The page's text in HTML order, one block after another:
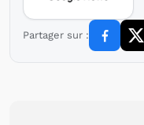
Partager sur :